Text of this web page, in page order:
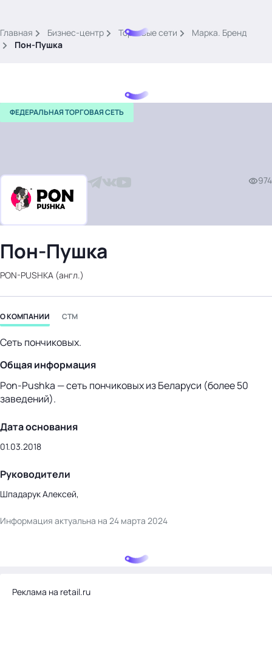
картина дня
темы
новости
видео
события
бизнес-центр
Главная Бизнес-центр Торговые сети
Марка. Бренд
Пон-Пушка
ФЕДЕРАЛЬНАЯ ТОРГОВАЯ СЕТЬ
974
Пон-Пушка
PON-PUSHKA (англ.)
О КОМПАНИИ СТМ
Сеть пончиковых.
Общая информация
Pon-Pushka — сеть пончиковых из Беларуси (более 50
заведений).
Дата основания
01.03.2018
Руководители
Шпадарук Алексей,
Информация актуальна на 24 марта 2024
Реклама на retail.ru